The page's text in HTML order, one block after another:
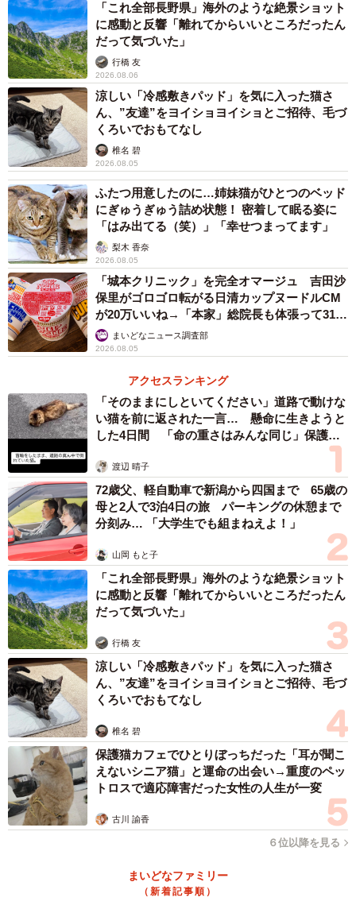
完成したあまりにもクオリティが高いダンボールの家（提供：黒主くん
さん）
ーーダンボールのお家を作ることになった経緯について、
改めて教えてください！
「きっかけはごく日常的な出来事でした。 妻から『そこに
あるダンボール捨てといて！』と言われた直後に、娘から
『パパ、おままごとのお家作って！』と声をかけられまし
た。
捨てる予定だったダンボールと、娘の無邪気なお願いが重
なり、『どうせ捨てるなら作ってみるか』という、かなり
自然な流れでした」
ーー3歳の娘さんから『おままごとのお家作って！』と言わ
れたときの心境は？
「正直なところ、「まあ作るか…」という気持ちが一番近
かったです（笑）。 その時点では大仕事になるとは思って
おらず、簡単な箱のようなものを想像していました」
ーー『適当に作った』とのことですが、実際には？
「完成までにかかった時間は、トータルでおよそ10時間ほ
どです」
ーーこだわったポイントなどはありましたか？
「最初は本当に簡単なつもりだったのですが、作り進める
うちに 『屋根があった方が家っぽい』『ドアもあった方が
楽しい』と、自然とこだわり始めてしまいました」
ーーかなり本格的なお家に見えますが、デザインや間取り
などは即興で？
「設計やデザインについては、基本的に妻がその場で即興
で考えました。 特に、娘が中に入って立てること、大人も
一緒に入れること、そして見た目の可愛さと耐久性は意識
していたそうです。妻は普段、イラストレーター兼ディレ
ダンボールハウスの設計・デザインを担当してくれまし
「これ全部長野県」海外のような絶景ショット
に感動と反響「離れてからいいところだったん
だって気づいた」
行橋 友
2026.08.06
涼しい「冷感敷きパッド」を気に入った猫さ
ん、”友達”をヨイショヨイショとご招待、毛づ
くろいでおもてなし
椎名 碧
2026.08.05
ふたつ用意したのに…姉妹猫がひとつのベッド
にぎゅうぎゅう詰め状態！ 密着して眠る姿に
「はみ出てる（笑）」「幸せつまってます」
梨木 香奈
2026.08.05
「城本クリニック」を完全オマージュ 吉田沙
保里がゴロゴロ転がる日清カップヌードルCM
が20万いいね→「本家」総院長も体張って31万
いいねまいどなニュース調査部
2026.08.05
アクセスランキング
「そのままにしといてください」道路で動けな
い猫を前に返された一言… 懸命に生きようと
した4日間 「命の重さはみんな同じ」保護団
渡辺 晴子
72歳父、軽自動車で新潟から四国まで 65歳の
母と2人で3泊4日の旅 パーキングの休憩まで
分刻み… 「大学生でも組まねえよ！」
山岡 もと子
「これ全部長野県」海外のような絶景ショット
に感動と反響「離れてからいいところだったん
だって気づいた」
行橋 友
涼しい「冷感敷きパッド」を気に入った猫さ
ん、”友達”をヨイショヨイショとご招待、毛づ
くろいでおもてなし
椎名 碧
保護猫カフェでひとりぼっちだった「耳が聞こ
えないシニア猫」と運命の出会い→重度のペッ
トロスで適応障害だった女性の人生が一変
古川 諭香
６位以降を見る
まいどなファミリー
（新着記事順）